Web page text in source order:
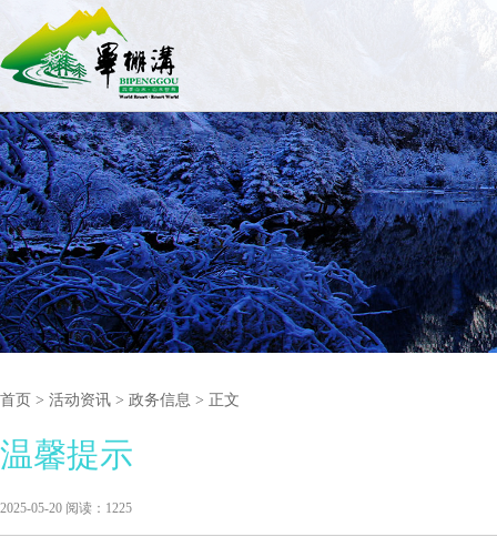
首页 > 活动资讯 > 政务信息 > 正文
温馨提示
2025-05-20 阅读：1225